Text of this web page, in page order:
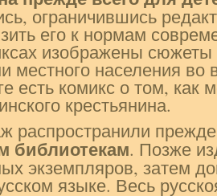
ограничившись
его к нормам
изображены
местного населения
есть комикс о том, как
крестьянина.
распространили
библиотекам. Позже
экземпляров, затем
языке. Весь